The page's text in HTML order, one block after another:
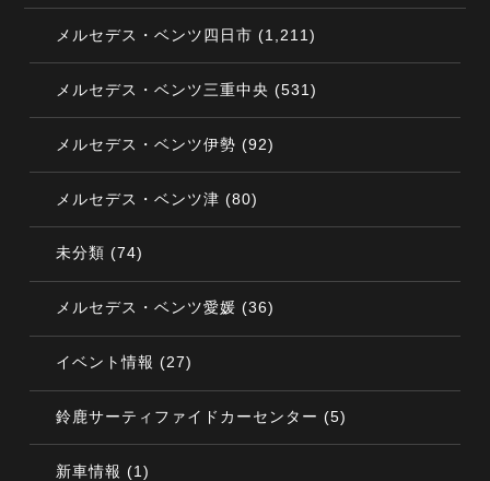
メルセデス・ベンツ四日市 (1,211)
メルセデス・ベンツ三重中央 (531)
メルセデス・ベンツ伊勢 (92)
メルセデス・ベンツ津 (80)
未分類 (74)
メルセデス・ベンツ愛媛 (36)
イベント情報 (27)
鈴鹿サーティファイドカーセンター (5)
新車情報 (1)